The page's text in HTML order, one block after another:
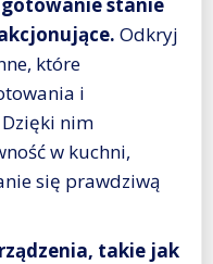
Odkryj
które
i
nim
w kuchni,
się prawdziwą
takie jak